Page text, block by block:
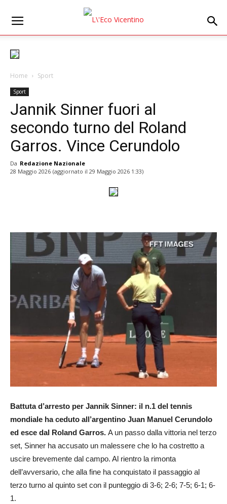
Home Sport
Sport
Jannik Sinner fuori al
secondo turno del Roland
Garros. Vince Cerundolo
Da Redazione Nazionale
28 Maggio 2026 (aggiornato il 29 Maggio 2026 1:33)
Battuta d’arresto per Jannik Sinner: il n.1 del tennis
mondiale ha ceduto all’argentino Juan Manuel Cerundolo
ed esce dal Roland Garros. A un passo dalla vittoria nel terzo
set, Sinner ha accusato un malessere che lo ha costretto a
uscire brevemente dal campo. Al rientro la rimonta
dell’avversario, che alla fine ha conquistato il passaggio al
terzo turno al quinto set con il punteggio di 3-6; 2-6; 7-5; 6-1; 6-
1.